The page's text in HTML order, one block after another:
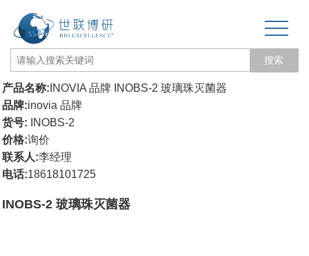
搜索
网站首页
产品名称: INOVIA 品牌 INOBS-2 玻璃珠灭菌器
品牌:inovia 品牌
货号: INOBS-2
价格:询价
联系人:李经理
电话:18618101725
INOBS-2 玻璃珠灭菌器